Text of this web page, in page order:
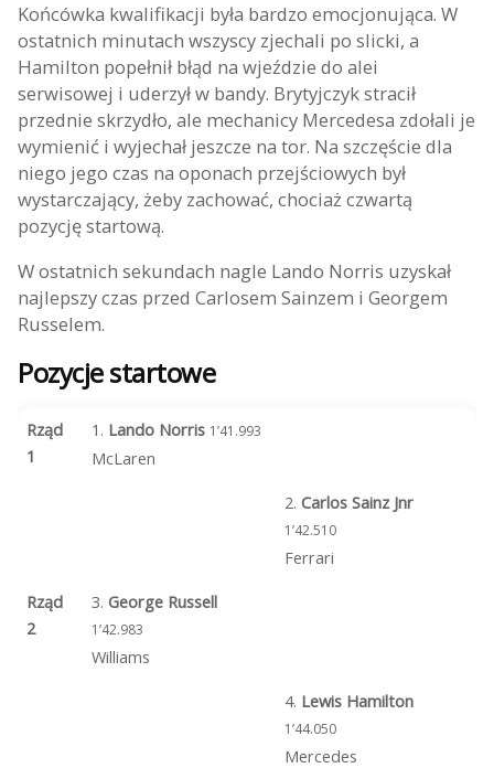
Końcówka kwalifikacji była bardzo emocjonująca. W
ostatnich minutach wszyscy zjechali po slicki, a
Hamilton popełnił błąd na wjeździe do alei
serwisowej i uderzył w bandy. Brytyjczyk stracił
przednie skrzydło, ale mechanicy Mercedesa zdołali je
wymienić i wyjechał jeszcze na tor. Na szczęście dla
niego jego czas na oponach przejściowych był
wystarczający, żeby zachować, chociaż czwartą
pozycję startową.
W ostatnich sekundach nagle Lando Norris uzyskał
najlepszy czas przed Carlosem Sainzem i Georgem
Russelem.
Pozycje startowe
Rząd
1
1. Lando Norris 1’41.993
McLaren
2. Carlos Sainz Jnr
1’42.510
Ferrari
Rząd
2
3. George Russell
1’42.983
Williams
4. Lewis Hamilton
1’44.050
Mercedes